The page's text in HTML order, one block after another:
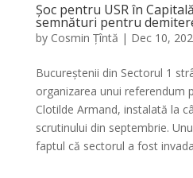
Șoc pentru USR în
semnături pentru
by Cosmin Țîntă | Dec 10,
Bucureștenii din Sectorul 1
organizarea unui referendum
Clotilde Armand, instalată la
scrutinului din septembrie.
faptul că sectorul a fost